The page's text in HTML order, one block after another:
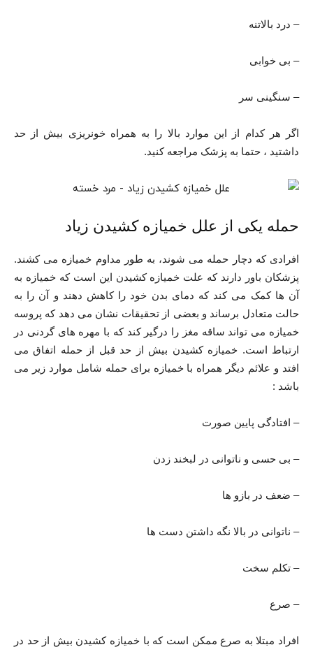
– درد بالاتنه
– بی خوابی
– سنگینی سر
اگر هر کدام از این موارد بالا را به همراه خونریزی بیش از حد
داشتید ، حتما به پزشک مراجعه کنید.
حمله یکی از علل خمیازه کشیدن زیاد
افرادی که دچار حمله می شوند، به طور مداوم خمیازه می کشند.
پزشکان باور دارند که علت خمیازه کشیدن این است که خمیازه به
آن ها کمک می کند که دمای بدن خود را کاهش دهند و آن را به
حالت متعادل برساند و بعضی از تحقیقات نشان می دهد که پروسه
خمیازه می تواند ساقه مغز را درگیر کند که با مهره های گردنی در
ارتباط است. خمیازه کشیدن بیش از حد قبل از حمله اتفاق می
افتد و علائم دیگر همراه با خمیازه برای حمله شامل موارد زیر می
باشد :
– افتادگی پایین صورت
– بی حسی و ناتوانی در لبخند زدن
– ضعف در بازو ها
– ناتوانی در بالا نگه داشتن دست ها
– تکلم سخت
– صرع
افراد مبتلا به صرع ممکن است که با خمیازه کشیدن بیش از حد در